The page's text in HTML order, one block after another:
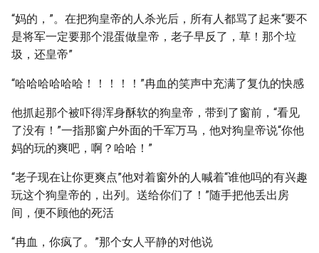
“妈的，”。在把狗皇帝的人杀光后，所有人都骂了起来“要不
是将军一定要那个混蛋做皇帝，老子早反了，草！那个垃
圾，还皇帝”
“哈哈哈哈哈哈！！！！！”冉血的笑声中充满了复仇的快感
他抓起那个被吓得浑身酥软的狗皇帝，带到了窗前，“看见
了没有！”一指那窗户外面的千军万马，他对狗皇帝说“你他
妈的玩的爽吧，啊？哈哈！”
“老子现在让你更爽点”他对着窗外的人喊着“谁他吗的有兴趣
玩这个狗皇帝的，出列。送给你们了！”随手把他丢出房
间，便不顾他的死活
“冉血，你疯了。”那个女人平静的对他说